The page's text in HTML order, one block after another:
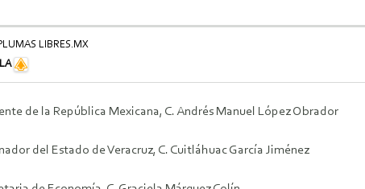
LIBRES.MX
de la República Mexicana, C. Andrés Manuel López Obrador
del Estado de Veracruz, C. Cuitláhuac García Jiménez